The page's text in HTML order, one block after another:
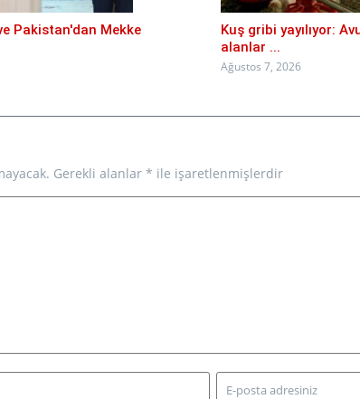
Pakistan'dan Mekke
Kuş gribi yayılıyor:
alanlar ...
Ağustos 7, 2026
Gerekli alanlar * ile işaretlenmişlerdir